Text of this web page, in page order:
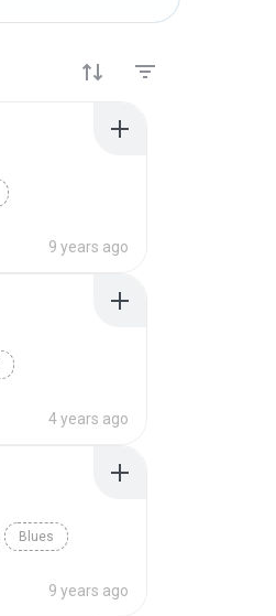
9 years ago
4 years ago
Blues
9 years ago